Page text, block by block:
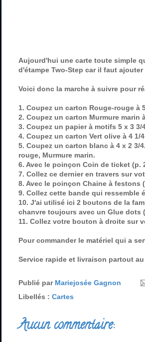
Aujourd'hui une carte toute simple
d'étampe Two-Step car il faut
Voici donc la marche à suivre pour
1. Coupez un carton Rouge-rouge à
2. Coupez un carton Murmure marin
3. Coupez un papier à motifs 5 x 3
4. Coupez un carton Vert olive à 4
5. Coupez un carton blanc à 4 x 2 3/
rouge, Murmure marin.
6. Avec le poinçon Coin de ticket (p.
7. Collez ce dernier en travers sur
8. Avec le poinçon Chaine à festons
9. Collez cette bande qui ressemble
10. J'ai utilisé ici 2 boutons de la
chanvre toujours avec un Glue dots
11. Collez votre bouton à droite sur
Pour commander le matériel qui a
Service rapide et livraison partout au
Publié par Mariejosée Gagnon
Libellés : Cartes
Aucun commentaire: